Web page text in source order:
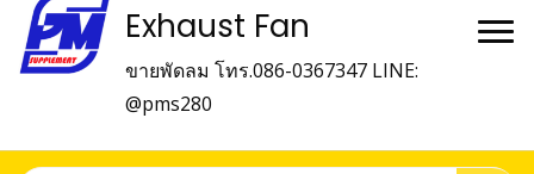
Exhaust Fan
ขายพัดลม โทร.086-0367347 LINE:
@pms280